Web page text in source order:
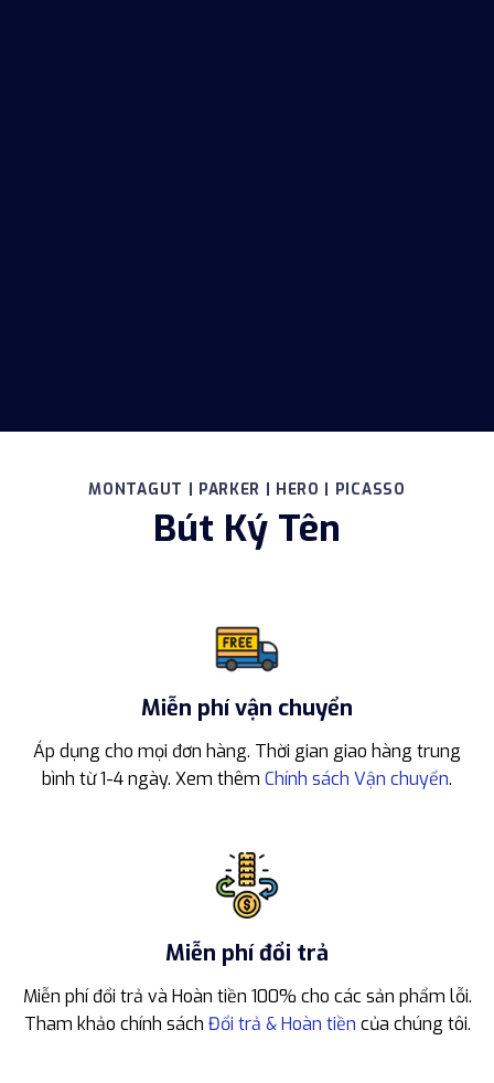
MONTAGUT | PARKER | HERO | PICASSO
Bút Ký Tên
Miễn phí vận chuyển
Áp dụng cho mọi đơn hàng. Thời gian giao hàng trung
bình từ 1-4 ngày. Xem thêm Chính sách Vận chuyển.
Miễn phí đổi trả
Miễn phí đổi trả và Hoàn tiền 100% cho các sản phẩm lỗi.
Tham khảo chính sách Đổi trả & Hoàn tiền của chúng tôi.